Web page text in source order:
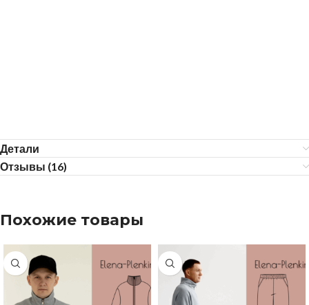
Детали
Отзывы (16)
Похожие товары